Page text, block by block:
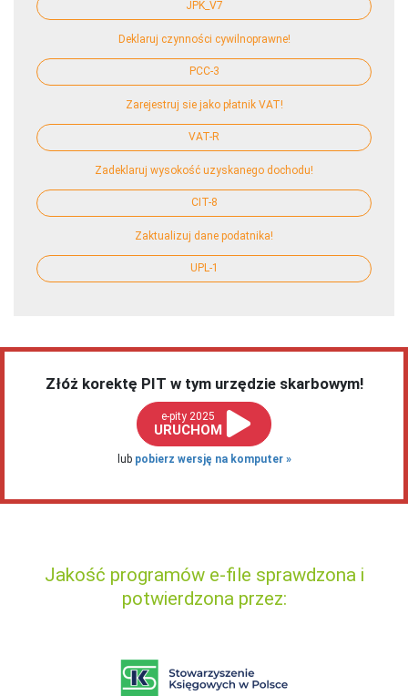
JPK_V7
Deklaruj czynności cywilnoprawne!
PCC-3
Zarejestruj sie jako płatnik VAT!
VAT-R
Zadeklaruj wysokość uzyskanego dochodu!
CIT-8
Zaktualizuj dane podatnika!
UPL-1
Złóż korektę PIT w tym urzędzie skarbowym!
e-pity 2025
URUCHOM
lub pobierz wersję na komputer
Jakość programów e-file sprawdzona i
potwierdzona przez: